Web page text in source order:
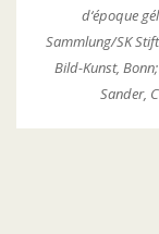
d‘époque
Sammlung/SK
Bild-Kunst,
Sander,